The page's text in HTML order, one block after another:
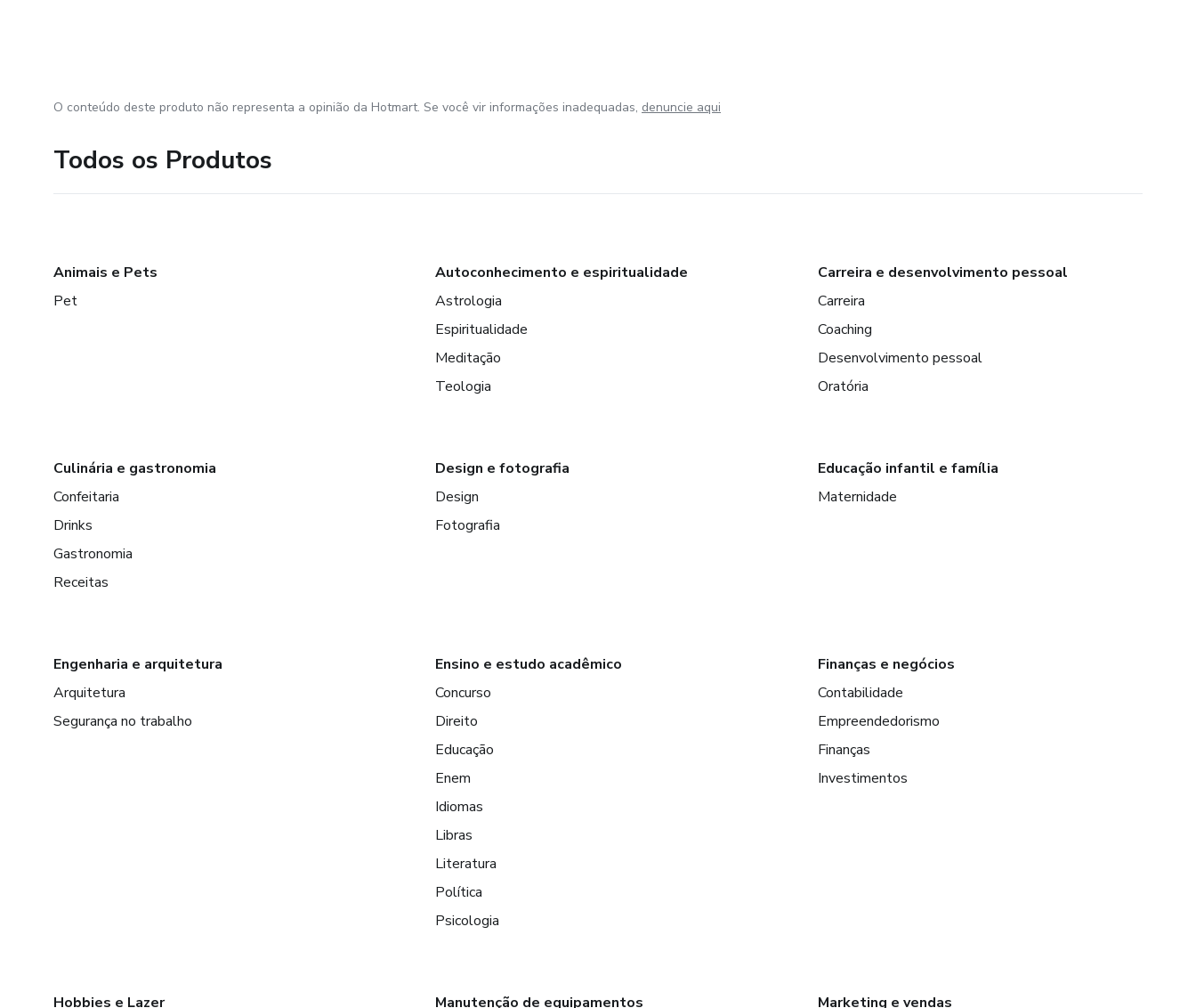
O conteúdo deste produto não representa a opinião da Hotmart. Se você vir informações inadequadas, denuncie aqui
Todos os Produtos
Animais e Pets
Pet
Autoconhecimento e espiritualidade
Astrologia
Espiritualidade
Meditação
Teologia
Carreira e desenvolvimento pessoal
Carreira
Coaching
Desenvolvimento pessoal
Oratória
Culinária e gastronomia
Confeitaria
Drinks
Gastronomia
Receitas
Design e fotografia
Design
Fotografia
Educação infantil e família
Maternidade
Engenharia e arquitetura
Arquitetura
Segurança no trabalho
Ensino e estudo acadêmico
Concurso
Direito
Educação
Enem
Idiomas
Libras
Literatura
Política
Psicologia
Finanças e negócios
Contabilidade
Empreendedorismo
Finanças
Investimentos
Hobbies e Lazer Manutenção de equipamentos Marketing e vendas